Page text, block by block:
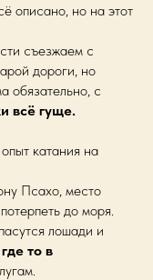
описано, но на этот
съезжаем с
дороги, но
обязательно, с
всё гуще.
катания на
Псахо, место
до моря.
лошади и
то в